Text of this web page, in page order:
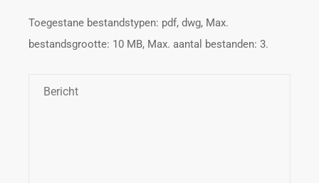
Toegestane bestandstypen: pdf, dwg, Max.
bestandsgrootte: 10 MB, Max. aantal bestanden: 3.